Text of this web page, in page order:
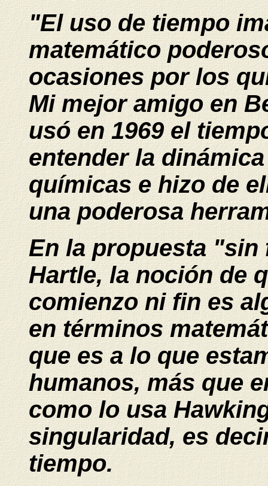
"El uso de tiempo
matemático
ocasiones por los
Mi mejor amigo en
usó en 1969 el
entender la
químicas e hizo de
una poderosa
En la propuesta
Hartle, la noción de
comienzo ni fin es
en términos
que es a lo que
humanos, más que
como lo usa
singularidad, es
tiempo.